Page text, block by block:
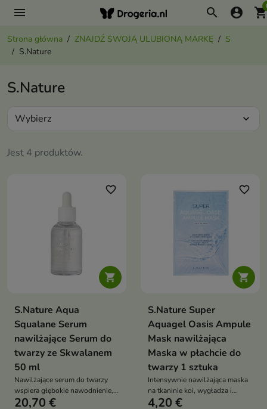
menu search account_circle
Strona główna ZNAJDŹ SWOJĄ ULUBIONĄ MARKĘ
S
S.Nature
S.Nature
Jest 4 produktów.
Wybierz expand_more

favorite_border
S.Nature Aqua
Squalane Serum
nawilżające Serum do
twarzy ze Skwalanem
50 ml
Nawilżające serum do twarzy
wspiera głębokie nawodnienie,
zmiękczenie i regenerację skóry.
20,70 €

favorite_border
S.Nature Super
Aquagel Oasis Ampule
Mask nawilżająca
Maska w płachcie do
twarzy 1 sztuka
Intensywnie nawilżająca maska
na tkaninie koi, wygładza i
wspiera regenerację skóry
4,20 €